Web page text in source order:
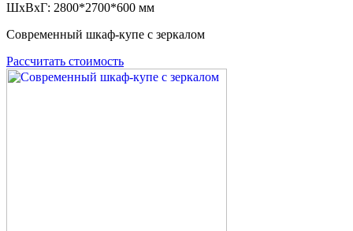
ШxВxГ: 2800*2700*600 мм
Современный шкаф-купе с зеркалом
Рассчитать стоимость